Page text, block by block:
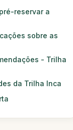
reservar a
sobre as
- Trilha
da Trilha Inca